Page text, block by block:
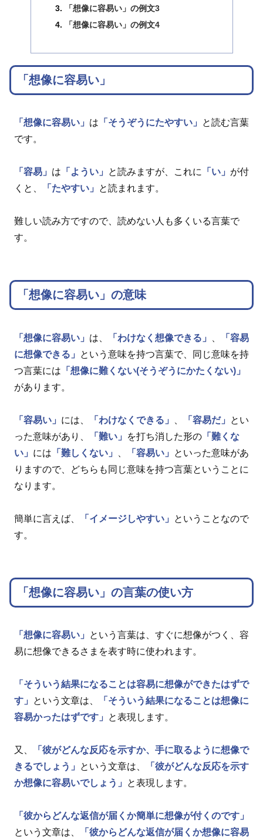
「想像に容易い」の例文3
「想像に容易い」の例文4
「想像に容易い」
「想像に容易い」 は 「そうぞうにたやすい」
と読む言葉
です。
「容易」 は 「ようい」 と読みますが、これに 「い」 が付
くと、
「たやすい」 と読まれます。
難しい読み方ですので、読めない人も多くいる言葉で
す。
「想像に容易い」の意味
「想像に容易い」 は、 「わけなく想像できる」
「容易
に想像できる」
という意味を持つ言葉で、同じ意味を持
つ言葉には 「想像に難くない(そうぞうにかたくない)」
があります。
「容易い」 には、 「わけなくできる」 「容易だ」
とい
った意味があり、
「難い」 を打ち消した形の 「難くな
い」 には 「難しくない」 「容易い」
といった意味があ
りますので、どちらも同じ意味を持つ言葉ということに
なります。
簡単に言えば、 「イメージしやすい」
ということなので
す。
「想像に容易い」の言葉の使い方
「想像に容易い」
という言葉は、すぐに想像がつく、容
易に想像できるさまを表す時に使われます。
「そういう結果になることは容易に想像ができたはずで
す」
という文章は、
「そういう結果になることは想像に
容易かったはずです」
と表現します。
又、
「彼がどんな反応を示すか、手に取るように想像で
きるでしょう」
という文章は、
「彼がどんな反応を示す
か想像に容易いでしょう」
と表現します。
「彼からどんな返信が届くか簡単に想像が付くのです」
という文章は、
「彼からどんな返信が届くか想像に容易